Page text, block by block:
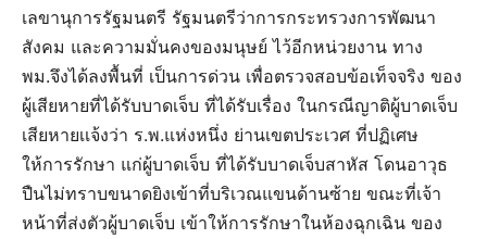
เลขานุการรัฐมนตรี รัฐมนตรีว่าการกระทรวงการพัฒนา
สังคม และความมั่นคงของมนุษย์ ไว้อีกหน่วยงาน ทาง
พม.จึงได้ลงพื้นที่ เป็นการด่วน เพื่อตรวจสอบข้อเท็จจริง ของ
ผู้เสียหายที่ได้รับบาดเจ็บ ที่ได้รับเรื่อง ในกรณีญาติผู้บาดเจ็บ
เสียหายเเจ้งว่า ร.พ.แห่งหนึ่ง ย่านเขตประเวศ ที่ปฏิเศษ
ให้การรักษา แก่ผู้บาดเจ็บ ที่ได้รับบาดเจ็บสาหัส โดนอาวุธ
ปืนไม่ทราบขนาดยิงเข้าที่บริเวณแขนด้านซ้าย ขณะที่เจ้า
หน้าที่ส่งตัวผู้บาดเจ็บ เข้าให้การรักษาในห้องฉุกเฉิน ของ